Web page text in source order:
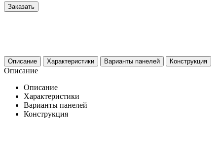
Заказать
Описание Характеристики Варианты панелей Конструкция
Описание
Описание
Характеристики
Варианты панелей
Конструкция